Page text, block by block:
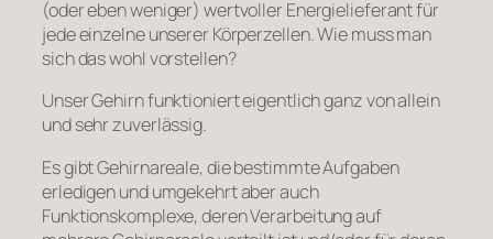
(oder eben weniger) wertvoller Energielieferant für
jede einzelne unserer Körperzellen. Wie muss man
sich das wohl vorstellen?
Unser Gehirn funktioniert eigentlich ganz von allein
und sehr zuverlässig.
Es gibt Gehirnareale, die bestimmte Aufgaben
erledigen und umgekehrt aber auch
Funktionskomplexe, deren Verarbeitung auf